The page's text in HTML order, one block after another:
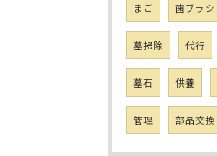
まご 歯ブラシ
墓掃除 代行
墓石 供養
管理 部品交換